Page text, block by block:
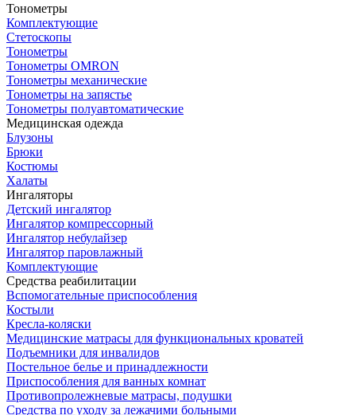
Тонометры
Комплектующие
Стетоскопы
Тонометры
Тонометры OMRON
Тонометры механические
Тонометры на запястье
Тонометры полуавтоматические
Медицинская одежда
Блузоны
Брюки
Костюмы
Халаты
Ингаляторы
Детский ингалятор
Ингалятор компрессорный
Ингалятор небулайзер
Ингалятор паровлажный
Комплектующие
Средства реабилитации
Вспомогательные приспособления
Костыли
Кресла-коляски
Медицинские матрасы для функциональных кроватей
Подъемники для инвалидов
Постельное белье и принадлежности
Приспособления для ванных комнат
Противопролежневые матрасы, подушки
Средства по уходу за лежачими больными